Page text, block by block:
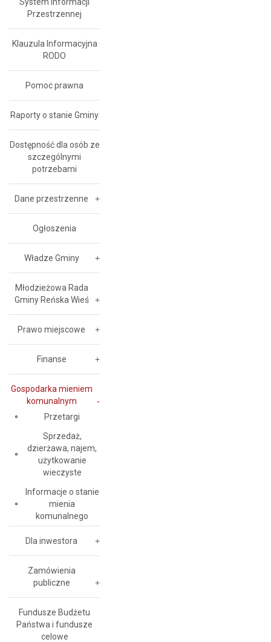
Przestrzennej
Klauzula Informacyjna
RODO
Pomoc prawna
Raporty o stanie Gminy
Dostępność dla osób ze
szczególnymi
potrzebami
Dane przestrzenne
Ogłoszenia
Władze Gminy
Młodzieżowa Rada
Gminy Reńska Wieś
Prawo miejscowe
Finanse
Gospodarka mieniem
komunalnym
Przetargi
Sprzedaż,
dzierżawa, najem,
użytkowanie
wieczyste
Informacje o stanie
mienia
komunalnego
Dla inwestora
Zamówienia
publiczne
Fundusze Budżetu
Państwa i fundusze
celowe